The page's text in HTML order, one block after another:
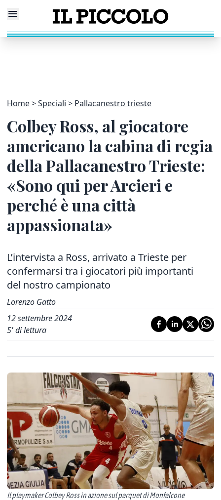
Home Speciali Pallacanestro trieste
Colbey Ross, al giocatore
americano la cabina di regia
della Pallacanestro Trieste:
«Sono qui per Arcieri e
perché è una città
appassionata»
L’intervista a Ross, arrivato a Trieste per
confermarsi tra i giocatori più importanti
del nostro campionato
Lorenzo Gatto
12 settembre 2024
5' di lettura
Il playmaker Colbey Ross in azione sul parquet di Monfalcone